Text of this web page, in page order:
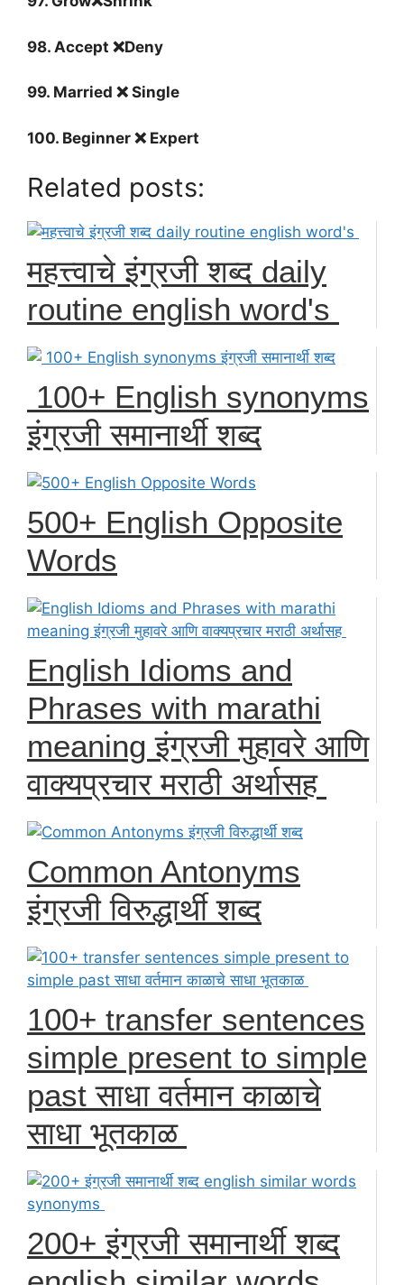
98. Accept ❌Deny
99. Married ❌ Single
100. Beginner ❌ Expert
Related posts:
महत्त्वाचे इंग्रजी शब्द daily
routine english word's
100+ English synonyms
इंग्रजी समानार्थी शब्द
500+ English Opposite
Words
English Idioms and
Phrases with marathi
meaning इंग्रजी मुहावरे आणि
वाक्यप्रचार मराठी अर्थासह
Common Antonyms
इंग्रजी विरुद्धार्थी शब्द
100+ transfer sentences
simple present to simple
past साधा वर्तमान काळाचे
साधा भूतकाळ
200+ इंग्रजी समानार्थी शब्द